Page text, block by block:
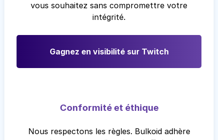
vous souhaitez sans compromettre votre
intégrité.
Gagnez en visibilité sur Twitch
Conformité et éthique
Nous respectons les règles. Bulkoid adhère